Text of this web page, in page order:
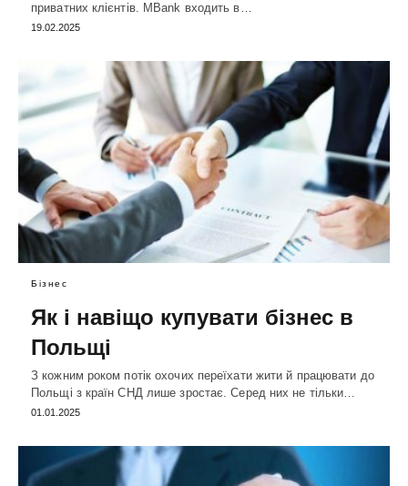
приватних клієнтів. MBank входить в…
19.02.2025
Бізнес
Як і навіщо купувати бізнес в
Польщі
З кожним роком потік охочих переїхати жити й працювати до
Польщі з країн СНД лише зростає. Серед них не тільки…
01.01.2025